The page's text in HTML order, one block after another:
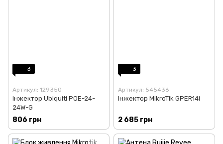
3
Артикул: 129350
Інжектор Ubiquiti POE-24-
24W-G
806 грн
3
Артикул: 545436
Інжектор MikroTik GPER14i
2 685 грн